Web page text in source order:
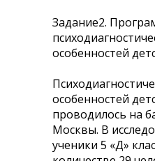
Задание2.
особенностей
особенностей
проводилось на
Москвы. В
ученики 5 «Д»